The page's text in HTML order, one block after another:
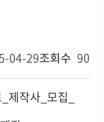
04-29조회수 90
작사_모집_